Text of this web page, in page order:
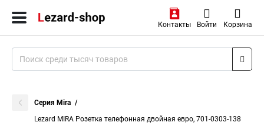
Контакты Войти Корзина
Серия Mira
Lezard MIRA Розетка телефонная двойная евро, 701-0303-138